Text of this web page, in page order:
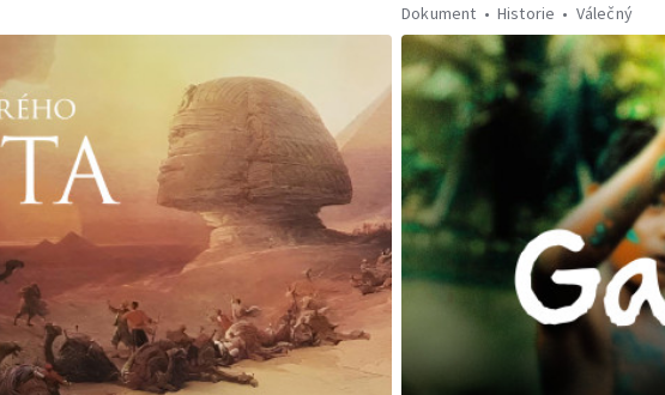
Dokument
Historie Válečný